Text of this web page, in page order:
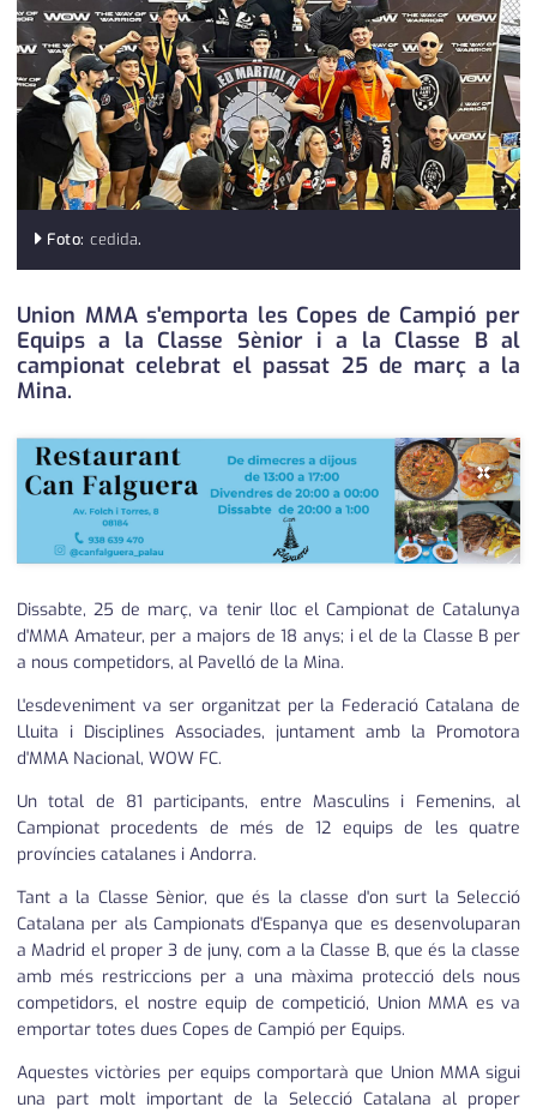
medi ambient
opinió
política
promo serveis
salut
serveis
societat
successos
urbanisme
editorial
calendari
Foto: cedida.
Union MMA s'emporta les Copes de Campió per
Equips a la Classe Sènior i a la Classe B al
campionat celebrat el passat 25 de març a la
Mina.
×
Dissabte, 25 de març, va tenir lloc el Campionat de Catalunya
d'MMA Amateur, per a majors de 18 anys; i el de la Classe B per
a nous competidors, al Pavelló de la Mina.
L'esdeveniment va ser organitzat per la Federació Catalana de
Lluita i Disciplines Associades, juntament amb la Promotora
d'MMA Nacional, WOW FC.
Un total de 81 participants, entre Masculins i Femenins, al
Campionat procedents de més de 12 equips de les quatre
províncies catalanes i Andorra.
Tant a la Classe Sènior, que és la classe d'on surt la Selecció
Catalana per als Campionats d'Espanya que es desenvoluparan
a Madrid el proper 3 de juny, com a la Classe B, que és la classe
amb més restriccions per a una màxima protecció dels nous
competidors, el nostre equip de competició, Union MMA es va
emportar totes dues Copes de Campió per Equips.
Aquestes victòries per equips comportarà que Union MMA sigui
una part molt important de la Selecció Catalana al proper